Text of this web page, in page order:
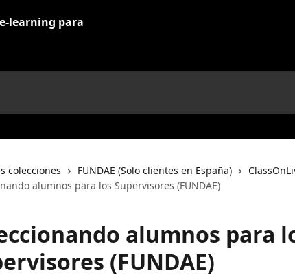
colecciones FUNDAE (Solo clientes en España)
alumnos para los Supervisores (FUNDAE)
alumnos para
(FUNDAE)